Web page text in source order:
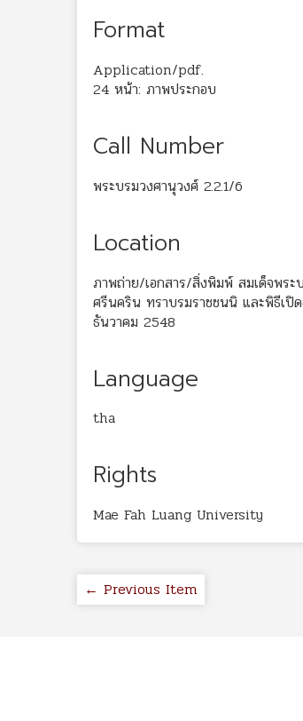
Format
Application/pdf.
24 หน้า: ภาพประกอบ
Call Number
พระบรมวงศานุวงศ์ 2.2.1/6
Location
ภาพถ่าย/เอกสาร/สิ่งพิมพ์ สมเด็จพระ
ศรีนคริน ทราบรมราชชนนิ และพิธีเปิ
ธันวาคม 2548
Language
tha
Rights
Mae Fah Luang University
← Previous Item